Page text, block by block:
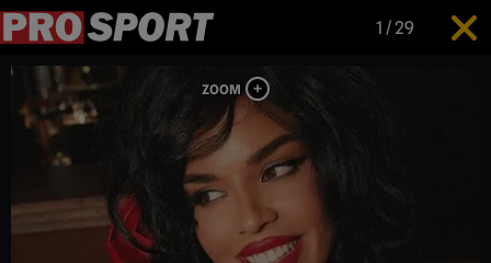
1 /29